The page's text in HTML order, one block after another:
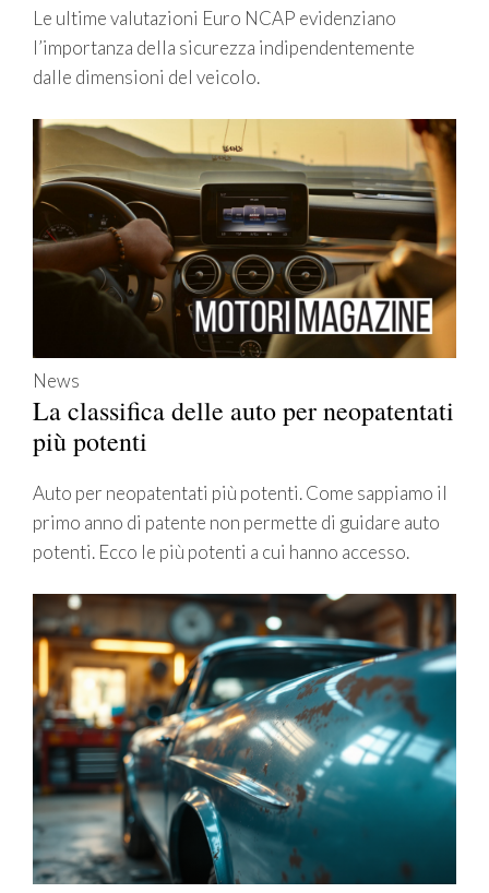
Le ultime valutazioni Euro NCAP evidenziano
l’importanza della sicurezza indipendentemente
dalle dimensioni del veicolo.
News
La classifica delle auto per neopatentati
più potenti
Auto per neopatentati più potenti. Come sappiamo il
primo anno di patente non permette di guidare auto
potenti. Ecco le più potenti a cui hanno accesso.